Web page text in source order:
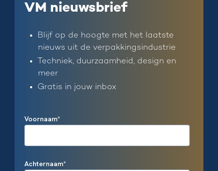
VM nieuwsbrief
Blijf op de hoogte met het laatste
nieuws uit de verpakkingsindustrie
Techniek, duurzaamheid, design en
meer
Gratis in jouw inbox
Voornaam*
Achternaam*